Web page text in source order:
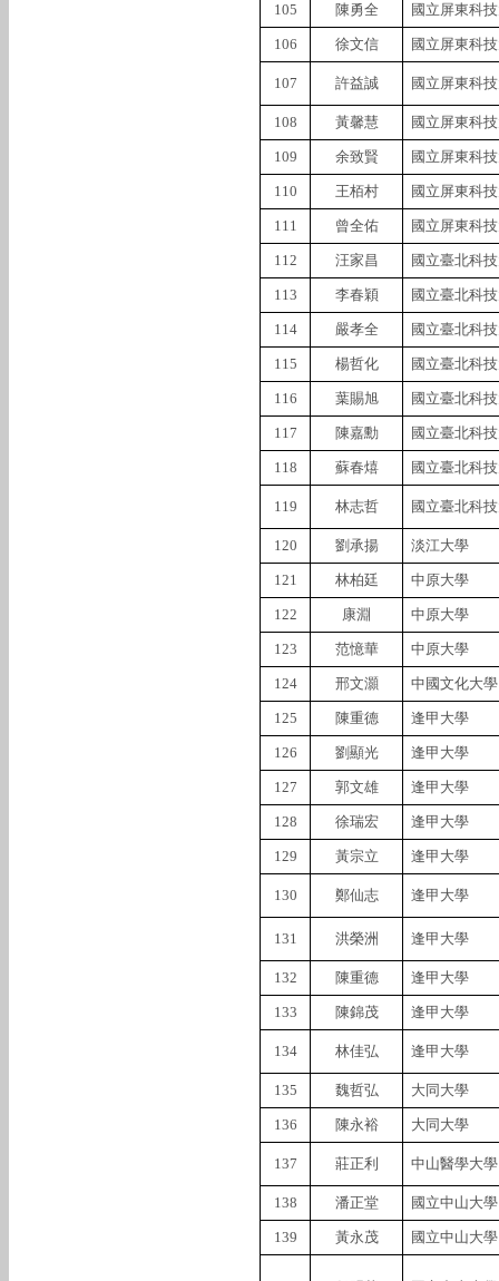
105 陳勇全 國立屏東科
106 徐文信 國立屏東科
107 許益誠 國立屏東科
108 黃馨慧 國立屏東科
109 余致賢 國立屏東科
110 王栢村 國立屏東科
111 曾全佑 國立屏東科
112 汪家昌 國立臺北科
113 李春穎 國立臺北科
114 嚴孝全 國立臺北科
115 楊哲化 國立臺北科
116 葉賜旭 國立臺北科
117 陳嘉勳 國立臺北科
118 蘇春熺 國立臺北科
119 林志哲 國立臺北科
120 劉承揚 淡江大學
121 林柏廷 中原大學
122 康淵 中原大學
123 范憶華 中原大學
124 邢文灝 中國文化大學
125 陳重德 逢甲大學
126 劉顯光 逢甲大學
127 郭文雄 逢甲大學
128 徐瑞宏 逢甲大學
129 黃宗立 逢甲大學
130 鄭仙志 逢甲大學
131 洪榮洲 逢甲大學
132 陳重德 逢甲大學
133 陳錦茂 逢甲大學
134 林佳弘 逢甲大學
135 魏哲弘 大同大學
136 陳永裕 大同大學
137 莊正利 中山醫學大學
138 潘正堂 國立中山大學
139 黃永茂 國立中山大學